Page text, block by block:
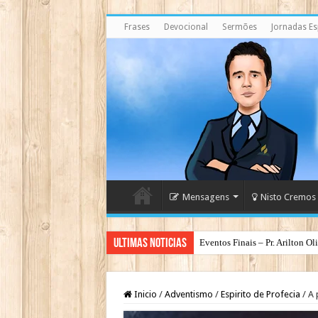
Frases Devocional Sermões Jornadas
Mensagens Nisto Cremos
Ultimas Noticias Eventos Finais – Pr. Arilton
Espirito Santo – O Deus dos
Inicio / Adventismo / Espirito de Profecia / A